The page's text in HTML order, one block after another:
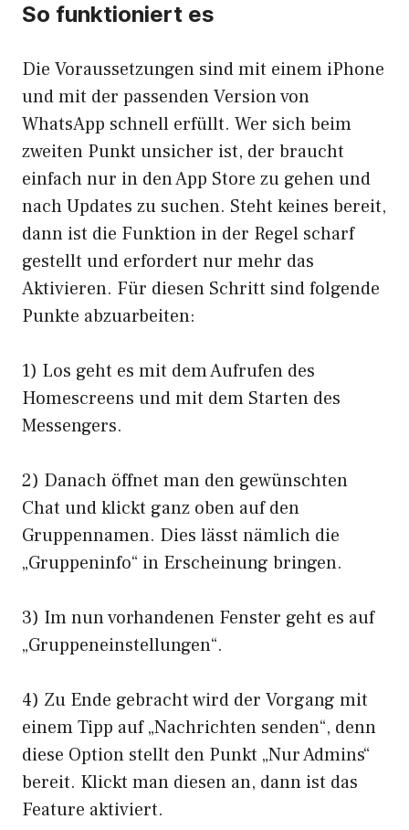
So funktioniert es
Die Voraussetzungen sind mit einem iPhone
und mit der passenden Version von
WhatsApp schnell erfüllt. Wer sich beim
zweiten Punkt unsicher ist, der braucht
einfach nur in den App Store zu gehen und
nach Updates zu suchen. Steht keines bereit,
dann ist die Funktion in der Regel scharf
gestellt und erfordert nur mehr das
Aktivieren. Für diesen Schritt sind folgende
Punkte abzuarbeiten:
1) Los geht es mit dem Aufrufen des
Homescreens und mit dem Starten des
Messengers.
2) Danach öffnet man den gewünschten
Chat und klickt ganz oben auf den
Gruppennamen. Dies lässt nämlich die
„Gruppeninfo“ in Erscheinung bringen.
3) Im nun vorhandenen Fenster geht es auf
„Gruppeneinstellungen“.
4) Zu Ende gebracht wird der Vorgang mit
einem Tipp auf „Nachrichten senden“, denn
diese Option stellt den Punkt „Nur Admins“
bereit. Klickt man diesen an, dann ist das
Feature aktiviert.